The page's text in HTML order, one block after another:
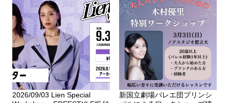
2026/09/03 Lien Special
新国立劇場バレエ団プリンシ